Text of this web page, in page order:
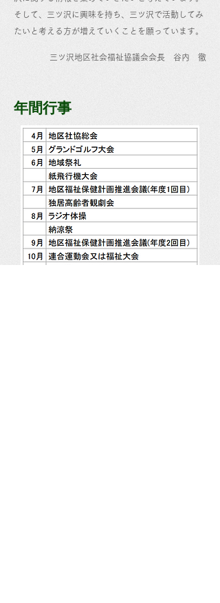
そして、三ツ沢に興味を持ち、三ツ沢で活動してみ
たいと考える方が増えていくことを願っています。
​三ツ沢地区社会福祉協議会会長 谷内 徹
年間行事